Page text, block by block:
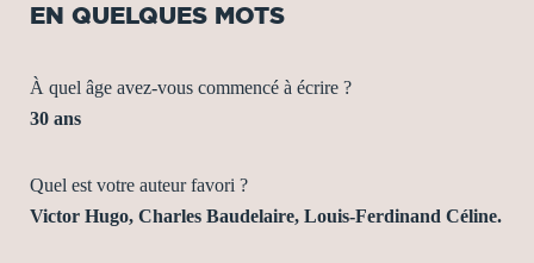
EN QUELQUES MOTS
À quel âge avez-vous commencé à écrire ?
30 ans
Quel est votre auteur favori ?
Victor Hugo, Charles Baudelaire, Louis-Ferdinand Céline.